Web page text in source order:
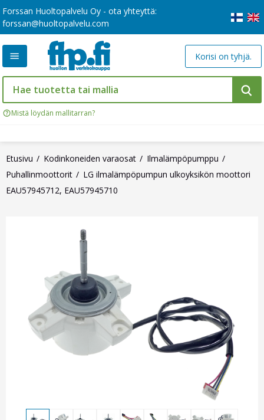
Forssan Huoltopalvelu Oy - ota yhteyttä:
forssan@huoltopalvelu.com
Mistä löydän mallitarran?
Korisi on tyhjä.
Etusivu Kodinkoneiden varaosat
Ilmalämpöpumppu
Puhallinmoottorit
LG ilmalämpöpumpun ulkoyksikön moottori
EAU57945712, EAU57945710